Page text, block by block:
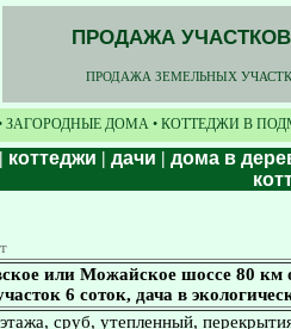
ПРОДАЖА
ПРОДАЖА ЗЕМЕЛЬНЫХ
ЗАГОРОДНЫЕ ДОМА • КОТТЕДЖИ В
| коттеджи | дачи | дома в
или Можайское шоссе 80
6 соток, дача в
сруб, утепленный,